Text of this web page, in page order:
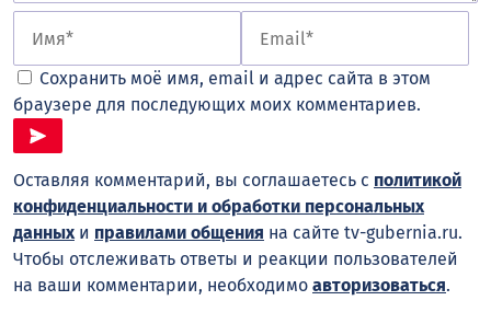
Сохранить моё имя, email и адрес сайта в этом
браузере для последующих моих комментариев.
Оставляя комментарий, вы соглашаетесь с политикой
конфиденциальности и обработки персональных
данныхи правилами общения на сайте tv-gubernia.ru.
Чтобы отслеживать ответы и реакции пользователей
на ваши комментарии, необходимо авторизоваться.